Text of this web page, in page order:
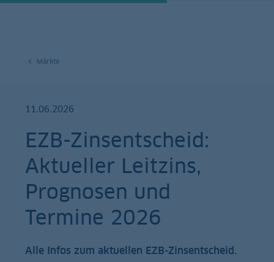
Märkte
11.06.2026
EZB-Zinsentscheid:
Aktueller Leitzins,
Prognosen und
Termine 2026
Alle Infos zum aktuellen EZB-Zinsentscheid.